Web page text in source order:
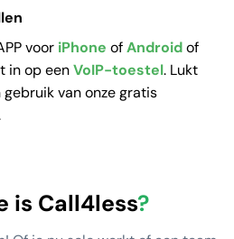
voor iPhone ofAndroidof
in op eenVoIP-toestel. Lukt
van onze gratis
is Call4less?